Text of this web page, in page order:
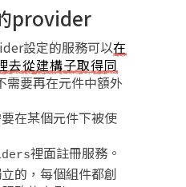
provider
設定的服務可以在
去從建構子取得同
需要再在元件中額外
在某個元件下被使
裡面註冊服務。
的，每個組件都創